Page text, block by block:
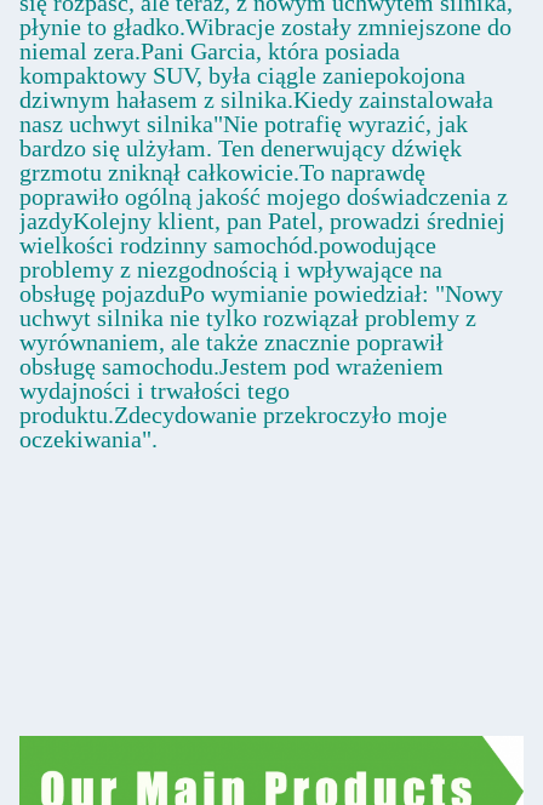
płynie to gładko.Wibracje zostały zmniejszone do
niemal zera.Pani Garcia, która posiada
kompaktowy SUV, była ciągle zaniepokojona
dziwnym hałasem z silnika.Kiedy zainstalowała
nasz uchwyt silnika"Nie potrafię wyrazić, jak
bardzo się ulżyłam. Ten denerwujący dźwięk
grzmotu zniknął całkowicie.To naprawdę
poprawiło ogólną jakość mojego doświadczenia z
jazdyKolejny klient, pan Patel, prowadzi średniej
wielkości rodzinny samochód.powodujące
problemy z niezgodnością i wpływające na
obsługę pojazduPo wymianie powiedział: "Nowy
uchwyt silnika nie tylko rozwiązał problemy z
wyrównaniem, ale także znacznie poprawił
obsługę samochodu.Jestem pod wrażeniem
wydajności i trwałości tego
produktu.Zdecydowanie przekroczyło moje
oczekiwania".